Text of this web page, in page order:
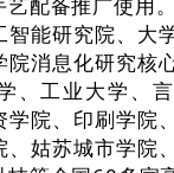
能研究院、大
院消息化研究核
、工业大学、
院、印刷学院
姑苏城市学院